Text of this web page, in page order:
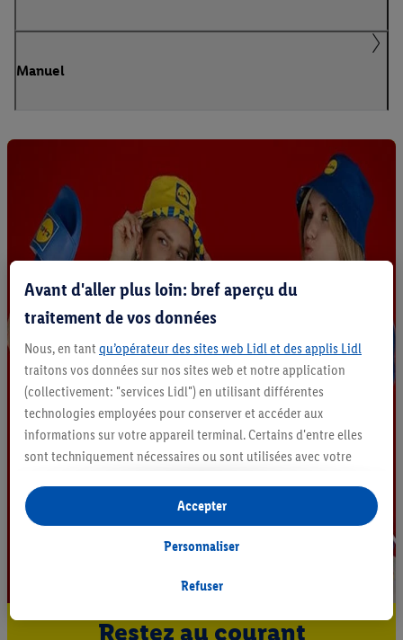
Manuel
Restez au courant
Avant d'aller plus loin: bref aperçu du
traitement de vos données
Nous, en tant qu’opérateur des sites web Lidl et des applis Lidl
traitons vos données sur nos sites web et notre application
(collectivement: "services Lidl") en utilisant différentes
technologies employées pour conserver et accéder aux
informations sur votre appareil terminal. Certains d'entre elles
sont techniquement nécessaires ou sont utilisées avec votre
des statistiques ou pour des publicités personnalisées au sein
et en dehors des services Lidl. Si vous participez au programme
Lidl Plus, les données issues de votre comportement d’achat en
Si vous donnez consentement ici à des fins de publicités
connectez à votre compte Lidl Plus existant, nous et notre
Refuser
Personnaliser
Accepter